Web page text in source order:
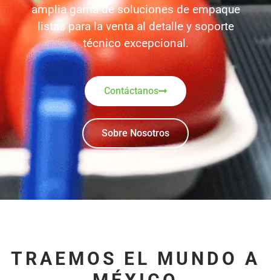
amplia gama de soluciones de empaque
listas para la venta al detalle y soporte
técnico excepcional.
Contáctanos
Sobre Nosotros
TRAEMOS EL MUNDO A